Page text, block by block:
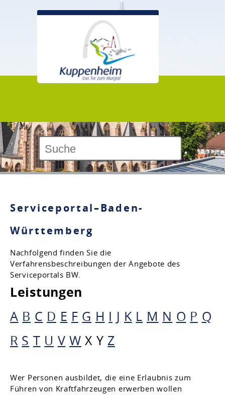
Serviceportal–Baden-
Württemberg
Nachfolgend finden Sie die
Verfahrensbeschreibungen der Angebote des
Serviceportals BW.
Leistungen
A B C D E F G H I J K L M N O P Q
R S T U V W X Y Z
Wer Personen ausbildet, die eine Erlaubnis zum
Führen von Kraftfahrzeugen erwerben wollen